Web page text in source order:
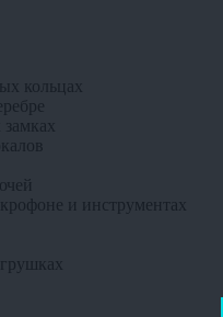
кольцах
и инструментах